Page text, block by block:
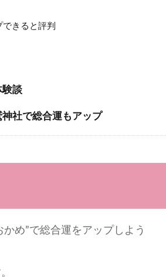
きると評判
験談
社で総合運もアップ